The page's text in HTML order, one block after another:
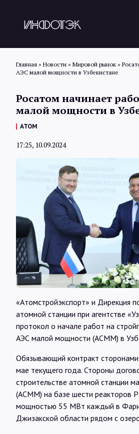
Статьи
Обзоры
Интервью
Карты
О нас
Главная » Новости » Мировой рынок »
АЭС малой мощности в Узбекистане
Росатом начинает
малой мощности в
АТОМ
17:25, 10.09.2024
«Атомстройэкспорт» и Дирекция
атомной станции при агентстве
протокол о начале работ на
АЭС малой мощности (АСММ) в
Обязывающий контракт
мае текущего года. Стороны
строительстве атомной станции
(АСММ) на базе шести
мощностью 55 МВт каждый в
Джизакской области рядом с